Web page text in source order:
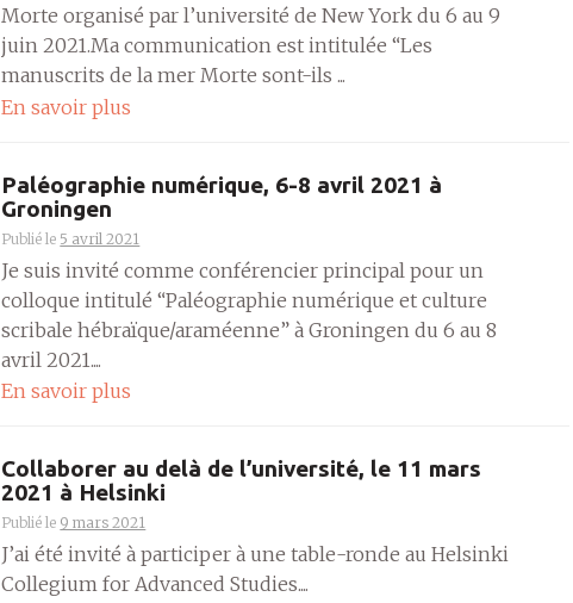
Morte organisé par l’université de New York du 6 au 9
juin 2021.Ma communication est intitulée “Les
manuscrits de la mer Morte sont-ils ...
En savoir plus
Paléographie numérique, 6-8 avril 2021 à
Groningen
Publié le 5 avril 2021
Je suis invité comme conférencier principal pour un
colloque intitulé “Paléographie numérique et culture
scribale hébraïque/araméenne” à Groningen du 6 au 8
avril 2021....
En savoir plus
Collaborer au delà de l’université, le 11 mars
2021 à Helsinki
Publié le 9 mars 2021
J’ai été invité à participer à une table-ronde au Helsinki
Collegium for Advanced Studies....